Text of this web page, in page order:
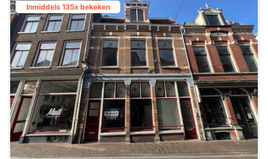
Inmiddels 135x bekeken